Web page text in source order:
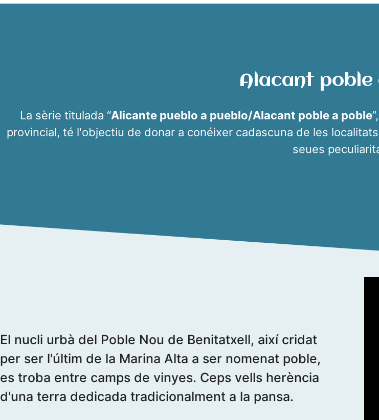
Alacant poble
La sèrie titulada “Alicante pueblo a pueblo/Alacant poble a poble
provincial, té l'objectiu de donar a conéixer cadascuna de les
seues
El nucli urbà del Poble Nou de Benitatxell, així cridat
per ser l'últim de la Marina Alta a ser nomenat poble,
es troba entre camps de vinyes. Ceps vells herència
d'una terra dedicada tradicionalment a la pansa.